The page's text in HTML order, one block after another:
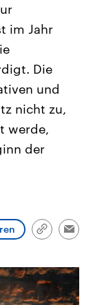
Beiträge,
und
die Vereinigten
Einfluss auf
im Jahr
Die
und
nicht zu,
werde,
der
Link